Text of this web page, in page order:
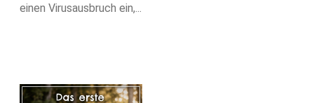
einen Virusausbruch ein,...